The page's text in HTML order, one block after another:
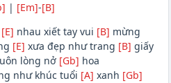
| [Em]-[B]
[E] nhau xiết tay vui [B] mừng
[E] xưa đẹp như trang [B] giấy
lòng nở [Gb] hoa
như khúc tuổi [A] xanh [Gb]